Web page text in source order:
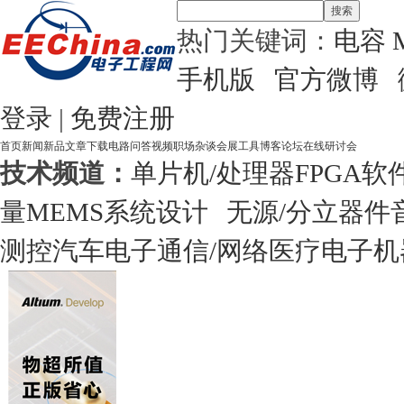
搜索
热门关键词： 电容
手机版
官方微博
登录 | 免费注册
首页新闻新品文章下载电路问答视频职场杂谈会展工具博客论坛在线研讨会
技术频道： 单片机/处理器FPGA软
量MEMS系统设计 无源/分立器件
测控汽车电子通信/网络医疗电子